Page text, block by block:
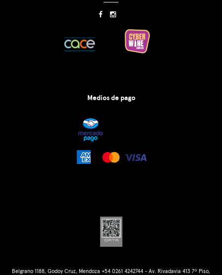
Medios de pago
Belgrano 1188, Godoy Cruz, Mendoza +54 0261 4242744 - Av. Rivadavia 413 7º Piso,